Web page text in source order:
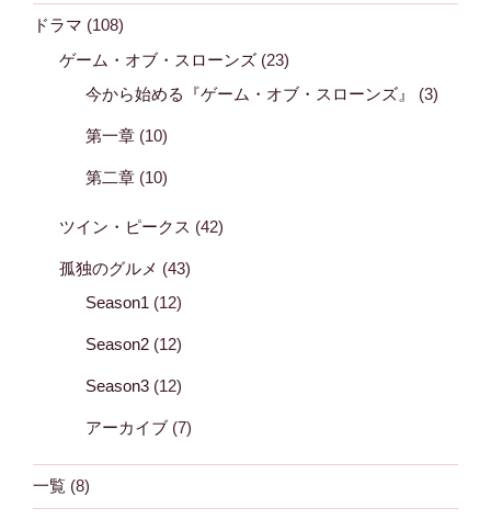
ドラマ (108)
ゲーム・オブ・スローンズ (23)
今から始める『ゲーム・オブ・スローンズ』
(3)
第一章 (10)
第二章 (10)
ツイン・ピークス (42)
孤独のグルメ (43)
Season1 (12)
Season2 (12)
Season3 (12)
アーカイブ (7)
一覧 (8)